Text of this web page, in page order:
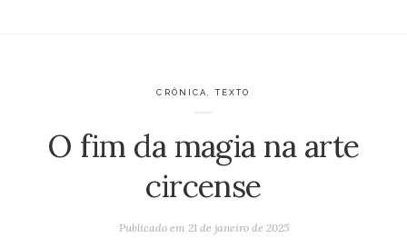
CRÔNICA ,TEXTO
O fim da magia na arte
circense
Publicado em 21 de janeiro de 2025